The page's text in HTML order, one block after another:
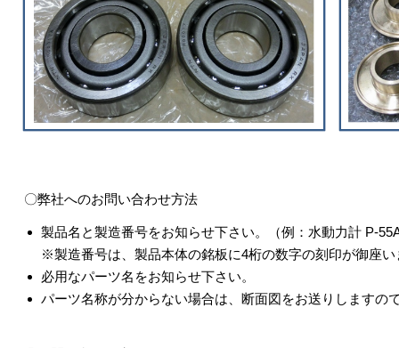
〇弊社へのお問い合わせ方法
製品名と製造番号をお知らせ下さい。（例：水動力計 P-
※製造番号は、製品本体の銘板に4桁の数字の刻印が御座い
必用なパーツ名をお知らせ下さい。
パーツ名称が分からない場合は、断面図をお送りしますの